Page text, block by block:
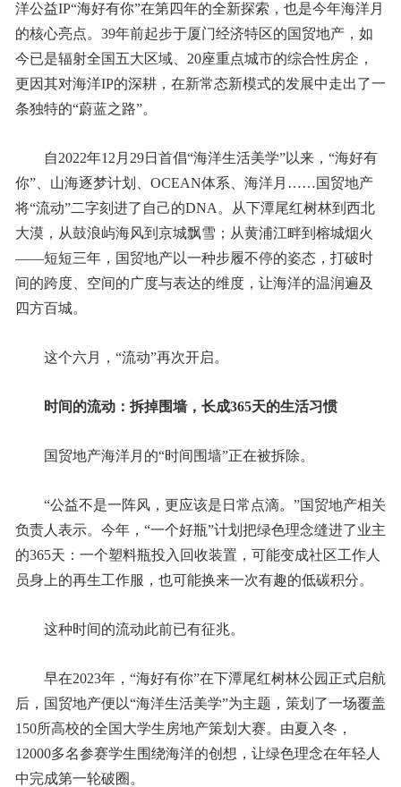
洋公益IP“海好有你”在第四年的全新探索，也是今年海洋月
的核心亮点。39年前起步于厦门经济特区的国贸地产，如
今已是辐射全国五大区域、20座重点城市的综合性房企，
更因其对海洋IP的深耕，在新常态新模式的发展中走出了一
条独特的“蔚蓝之路”。
自2022年12月29日首倡“海洋生活美学”以来，“海好有
你”、山海逐梦计划、OCEAN体系、海洋月……国贸地产
将“流动”二字刻进了自己的DNA。从下潭尾红树林到西北
大漠，从鼓浪屿海风到京城飘雪；从黄浦江畔到榕城烟火
——短短三年，国贸地产以一种步履不停的姿态，打破时
间的跨度、空间的广度与表达的维度，让海洋的温润遍及
四方百城。
这个六月，“流动”再次开启。
时间的流动：拆掉围墙，长成365天的生活习惯
国贸地产海洋月的“时间围墙”正在被拆除。
“公益不是一阵风，更应该是日常点滴。”国贸地产相关
负责人表示。今年，“一个好瓶”计划把绿色理念缝进了业主
的365天：一个塑料瓶投入回收装置，可能变成社区工作人
员身上的再生工作服，也可能换来一次有趣的低碳积分。
这种时间的流动此前已有征兆。
早在2023年，“海好有你”在下潭尾红树林公园正式启航
后，国贸地产便以“海洋生活美学”为主题，策划了一场覆盖
150所高校的全国大学生房地产策划大赛。由夏入冬，
12000多名参赛学生围绕海洋的创想，让绿色理念在年轻人
中完成第一轮破圈。